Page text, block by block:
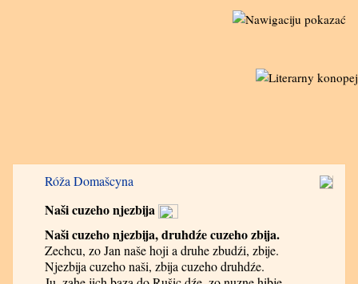
Róža Domašcyna
Naši cuzeho njezbija
Naši cuzeho njezbija, druhdźe cuzeho zbija.
Zechcu, zo Jan naše hoji a druhe zbudźi, zbije.
Njezbija cuzeho naši, zbija cuzeho druhdźe.